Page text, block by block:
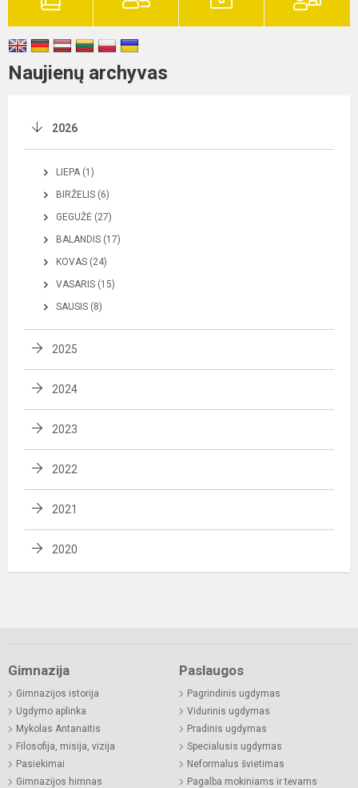
Naujienų archyvas
2026
LIEPA (1)
BIRŽELIS (6)
GEGUŽĖ (27)
BALANDIS (17)
KOVAS (24)
VASARIS (15)
SAUSIS (8)
2025
2024
2023
2022
2021
2020
Gimnazija
Gimnazijos istorija
Ugdymo aplinka
Mykolas Antanaitis
Filosofija, misija, vizija
Pasiekimai
Gimnazijos himnas
Paslaugos
Pagrindinis ugdymas
Vidurinis ugdymas
Pradinis ugdymas
Specialusis ugdymas
Neformalus švietimas
Pagalba mokiniams ir tėvams